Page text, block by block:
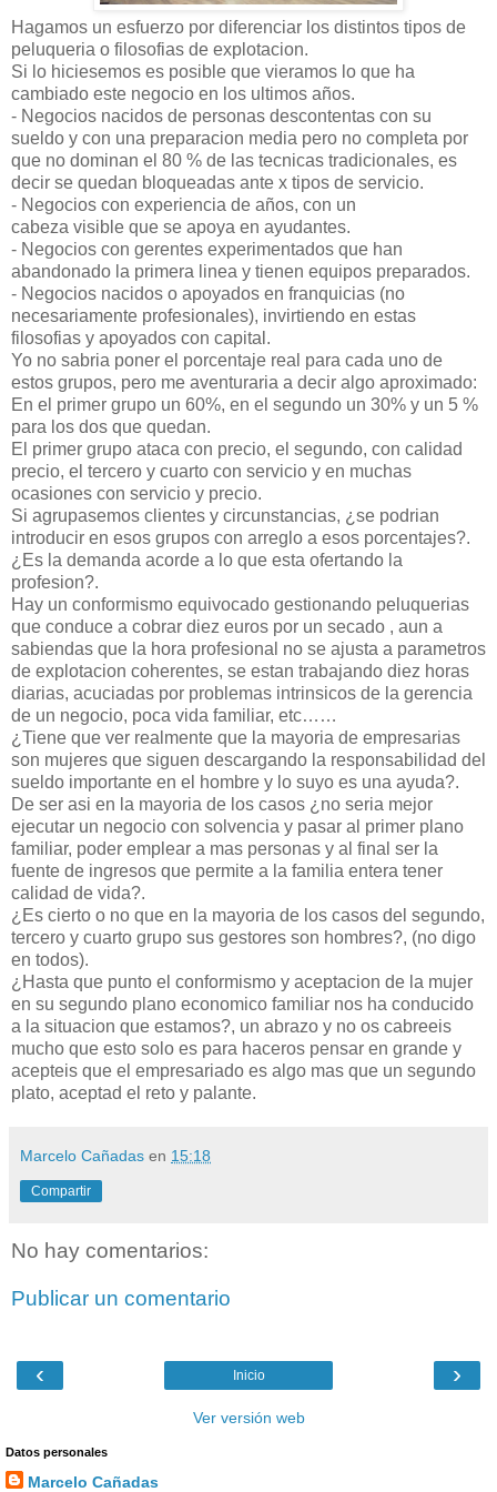
Hagamos un esfuerzo por diferenciar los distintos tipos de
peluqueria o filosofias de explotacion.
Si lo hiciesemos es posible que vieramos lo que ha
cambiado este negocio en los ultimos años.
- Negocios nacidos de personas descontentas con su
sueldo y con una preparacion media pero no completa por
que no dominan el 80 % de las tecnicas tradicionales, es
decir se quedan bloqueadas ante x tipos de servicio.
- Negocios con experiencia de años, con un
cabeza visible que se apoya en ayudantes.
- Negocios con gerentes experimentados que han
abandonado la primera linea y tienen equipos preparados.
- Negocios nacidos o apoyados en franquicias (no
necesariamente profesionales), invirtiendo en estas
filosofias y apoyados con capital.
Yo no sabria poner el porcentaje real para cada uno de
estos grupos, pero me aventuraria a decir algo aproximado:
En el primer grupo un 60%, en el segundo un 30% y un 5 %
para los dos que quedan.
El primer grupo ataca con precio, el segundo, con calidad
precio, el tercero y cuarto con servicio y en muchas
ocasiones con servicio y precio.
Si agrupasemos clientes y circunstancias, ¿se podrian
introducir en esos grupos con arreglo a esos porcentajes?.
¿Es la demanda acorde a lo que esta ofertando la
profesion?.
Hay un conformismo equivocado gestionando peluquerias
que conduce a cobrar diez euros por un secado , aun a
sabiendas que la hora profesional no se ajusta a parametros
de explotacion coherentes, se estan trabajando diez horas
diarias, acuciadas por problemas intrinsicos de la gerencia
de un negocio, poca vida familiar, etc……
¿Tiene que ver realmente que la mayoria de empresarias
son mujeres que siguen descargando la responsabilidad del
sueldo importante en el hombre y lo suyo es una ayuda?.
De ser asi en la mayoria de los casos ¿no seria mejor
ejecutar un negocio con solvencia y pasar al primer plano
familiar, poder emplear a mas personas y al final ser la
fuente de ingresos que permite a la familia entera tener
calidad de vida?.
¿Es cierto o no que en la mayoria de los casos del segundo,
tercero y cuarto grupo sus gestores son hombres?, (no digo
en todos).
¿Hasta que punto el conformismo y aceptacion de la mujer
en su segundo plano economico familiar nos ha conducido
a la situacion que estamos?, un abrazo y no os cabreeis
mucho que esto solo es para haceros pensar en grande y
acepteis que el empresariado es algo mas que un segundo
plato, aceptad el reto y palante.
Marcelo Cañadas en 15:18
Compartir
No hay comentarios:
Publicar un comentario
‹ ›
Inicio
Ver versión web
Datos personales
Marcelo Cañadas